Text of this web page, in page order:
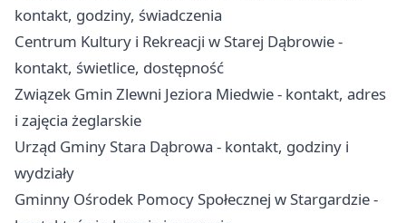
kontakt, godziny, świadczenia
Centrum Kultury i Rekreacji w Starej Dąbrowie -
kontakt, świetlice, dostępność
Związek Gmin Zlewni Jeziora Miedwie - kontakt, adres
i zajęcia żeglarskie
Urząd Gminy Stara Dąbrowa - kontakt, godziny i
wydziały
Gminny Ośrodek Pomocy Społecznej w Stargardzie -